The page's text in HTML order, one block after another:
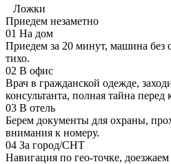
Ложки
Приедем незаметно
01 На дом
Приедем за 20 минут, машина без
тихо.
02 В офис
Врач в гражданской одежде,
консультанта, полная тайна перед
03 В отель
Берем документы для охраны,
внимания к номеру.
04 За город/СНТ
Навигация по гео-точке,